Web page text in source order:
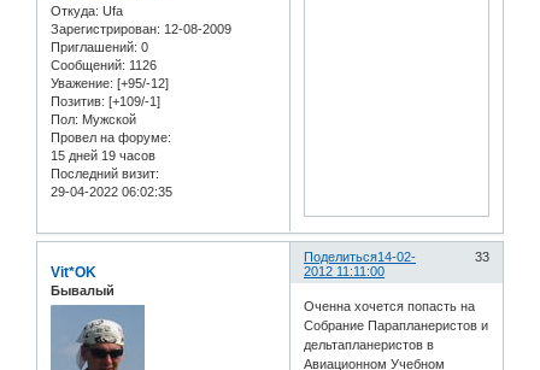
Откуда: Ufa
Зарегистрирован: 12-08-2009
Приглашений: 0
Сообщений: 1126
Уважение: [+95/-12]
Позитив: [+109/-1]
Пол: Мужской
Провел на форуме:
15 дней 19 часов
Последний визит:
29-04-2022 06:02:35
Поделиться 33
14-02-
2012 11:11:00
Vit*OK
Бывалый
Оченна хочется попасть на
Собрание Парапланеристов и
дельтапланеристов в
Авиационном Учебном